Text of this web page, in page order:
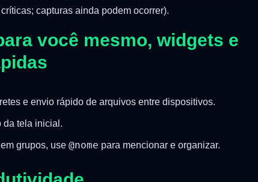
capturas ainda podem ocorrer).
você mesmo, widgets e
e envio rápido de arquivos entre dispositivos.
da tela inicial.
grupos, use @nome para mencionar e organizar.